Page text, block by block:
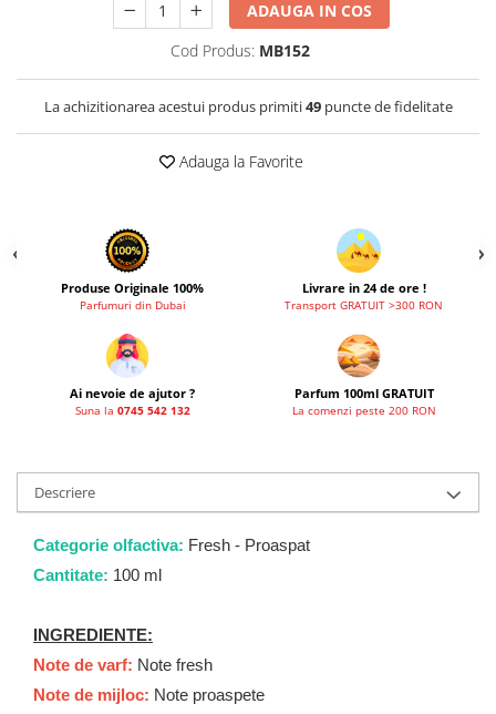
Fariis
Fragrance World
Lattafa Pride
Louis Varel
Maison Alhambra
Nusuk
Wadi al Khaleej
Zaien
Zirconia
ADAUGA IN COS
Cod Produs: MB152
La achizitionarea acestui produs primiti49puncte de fidelitate
Adauga la Favorite
Produse Originale 100%
Parfumuri din Dubai
Livrare in 24 de ore !
Transport GRATUIT >300 RON
Ai nevoie de ajutor ?
Suna la 0745 542 132
Parfum 100ml GRATUIT
La comenzi peste 200 RON
Descriere
Categorie olfactiva: Fresh - Proaspat
Cantitate: 100 ml
INGREDIENTE:
Note de varf: Note fresh
Note de mijloc: Note proaspete